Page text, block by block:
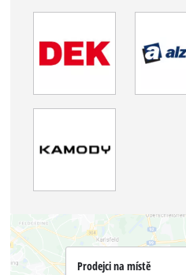
Prodejci na místě